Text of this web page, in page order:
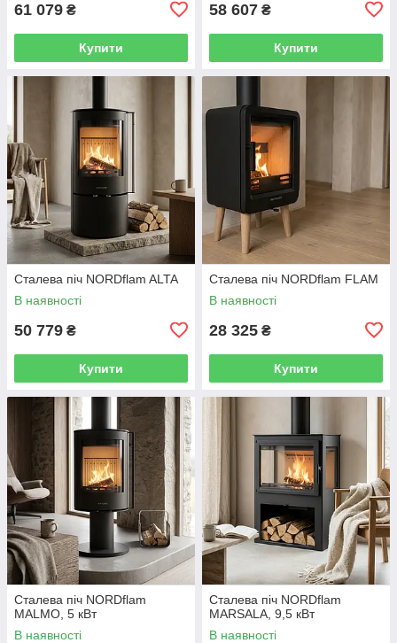
61 079 ₴
Купити
58 607 ₴
Купити
Сталева піч NORDflam ALTA
В наявності
50 779 ₴
Купити
Сталева піч NORDflam FLAM
В наявності
28 325 ₴
Купити
Сталева піч NORDflam
MALMO, 5 кВт
В наявності
Сталева піч NORDflam
MARSALA, 9,5 кВт
В наявності